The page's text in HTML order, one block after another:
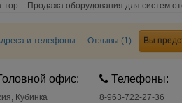
тор - Продажа оборудования для систем
и телефоны Отзывы (1) Вы
офис:
, Кубинка
Телефоны:
8-963-722-27-36